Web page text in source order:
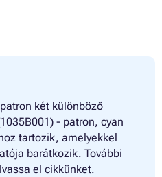
két különböző
- patron, cyan
tartozik, amelyekkel
barátkozik. További
el cikkünket.